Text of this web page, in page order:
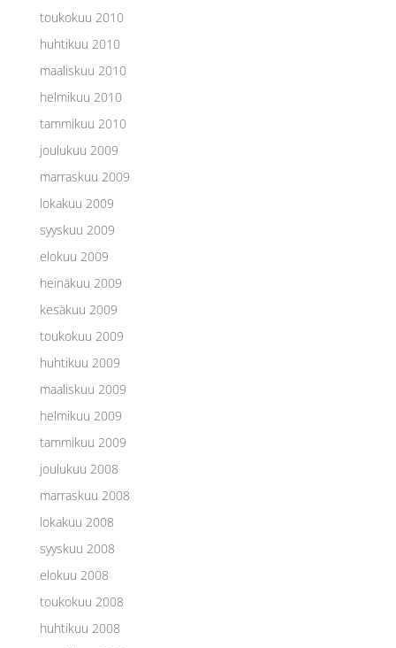
toukokuu 2010
huhtikuu 2010
maaliskuu 2010
helmikuu 2010
tammikuu 2010
joulukuu 2009
marraskuu 2009
lokakuu 2009
syyskuu 2009
elokuu 2009
heinäkuu 2009
kesäkuu 2009
toukokuu 2009
huhtikuu 2009
maaliskuu 2009
helmikuu 2009
tammikuu 2009
joulukuu 2008
marraskuu 2008
lokakuu 2008
syyskuu 2008
elokuu 2008
toukokuu 2008
huhtikuu 2008